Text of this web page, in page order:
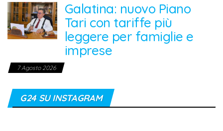
Galatina: nuovo Piano
Tari con tariffe più
leggere per famiglie e
imprese
7 Agosto 2026
G24 SU INSTAGRAM